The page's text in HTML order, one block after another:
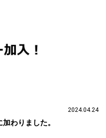
2024.04.24
わりました。